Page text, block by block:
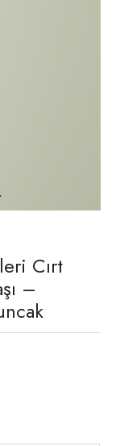
Cırt
–